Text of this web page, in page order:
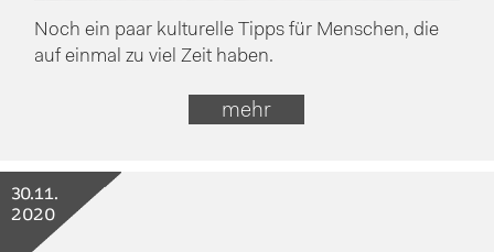
Noch ein paar kulturelle Tipps für Menschen, die
auf einmal zu viel Zeit haben.
mehr
30.11.
2020